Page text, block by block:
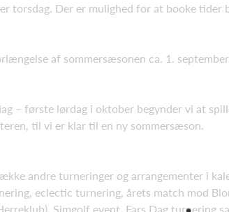
torsdag. Der er mulighed for at booke tider
af sommersæsonen ca. 1.
– første lørdag i oktober begynder vi at
til vi er klar til en ny sommersæson.
andre turneringer og arrangementer i
eclectic turnering, årets match mod
Simgolf event, Fars Dag turnering